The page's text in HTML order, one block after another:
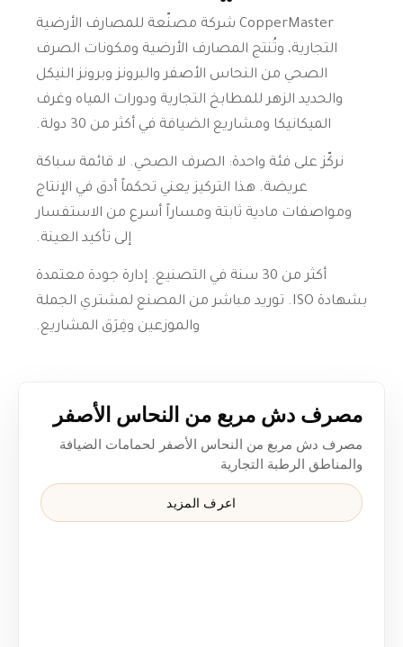
CopperMaster شركة مصنّعة للمصارف الأرضية
التجارية، وتُنتج المصارف الأرضية ومكونات الصرف
الصحي من النحاس الأصفر والبرونز وبرونز النيكل
والحديد الزهر للمطابخ التجارية ودورات المياه وغرف
الميكانيكا ومشاريع الضيافة في أكثر من 30 دولة.
نركّز على فئة واحدة: الصرف الصحي. لا قائمة سباكة
عريضة. هذا التركيز يعني تحكماً أدق في الإنتاج
ومواصفات مادية ثابتة ومساراً أسرع من الاستفسار
إلى تأكيد العينة.
أكثر من 30 سنة في التصنيع. إدارة جودة معتمدة
بشهادة ISO. توريد مباشر من المصنع لمشتري الجملة
والموزعين وفِرَق المشاريع.
مصرف دش مربع من النحاس الأصفر
مصرف دش مربع من النحاس الأصفر لحمامات الضيافة
والمناطق الرطبة التجارية
اعرف المزيد